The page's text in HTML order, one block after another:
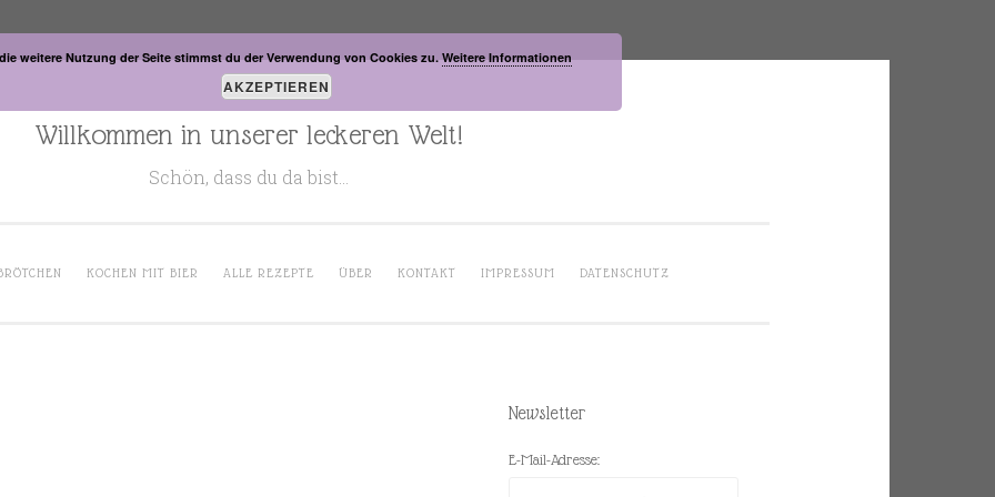
Willkommen in unserer leckeren Welt!
Schön, dass du da bist…
KOCHEN MIT BIER ALLE REZEPTE ÜBER KONTAKT IMPRESSUM DATENSCHUTZ
Newsletter
E-Mail-Adresse:
weitere Nutzung der Seite stimmst du der Verwendung von Cookies zu. Weitere Informationen
AKZEPTIEREN